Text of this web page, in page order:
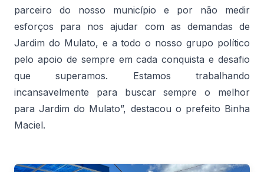
parceiro do nosso município e por não medir
esforços para nos ajudar com as demandas de
Jardim do Mulato, e a todo o nosso grupo político
pelo apoio de sempre em cada conquista e desafio
que superamos. Estamos trabalhando
incansavelmente para buscar sempre o melhor
para Jardim do Mulato”, destacou o prefeito Binha
Maciel.